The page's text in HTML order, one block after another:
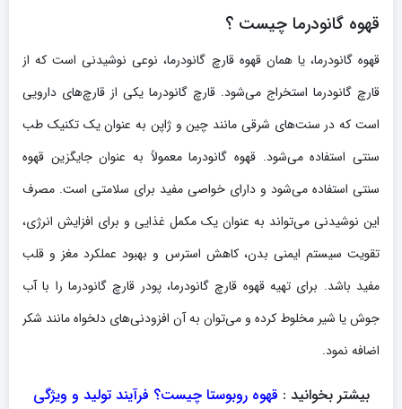
قهوه گانودرما چیست ؟
قهوه گانودرما، یا همان قهوه قارچ گانودرما، نوعی نوشیدنی است که از
قارچ گانودرما استخراج می‌شود. قارچ گانودرما یکی از قارچ‌های دارویی
است که در سنت‌های شرقی مانند چین و ژاپن به عنوان یک تکنیک طب
سنتی استفاده می‌شود. قهوه گانودرما معمولاً به عنوان جایگزین قهوه
سنتی استفاده می‌شود و دارای خواصی مفید برای سلامتی است. مصرف
این نوشیدنی می‌تواند به عنوان یک مکمل غذایی و برای افزایش انرژی،
تقویت سیستم ایمنی بدن، کاهش استرس و بهبود عملکرد مغز و قلب
مفید باشد. برای تهیه قهوه قارچ گانودرما، پودر قارچ گانودرما را با آب
جوش یا شیر مخلوط کرده و می‌توان به آن افزودنی‌های دلخواه مانند شکر
اضافه نمود.
بیشتر بخوانید : قهوه روبوستا چیست؟ فرآیند تولید و ویژگی